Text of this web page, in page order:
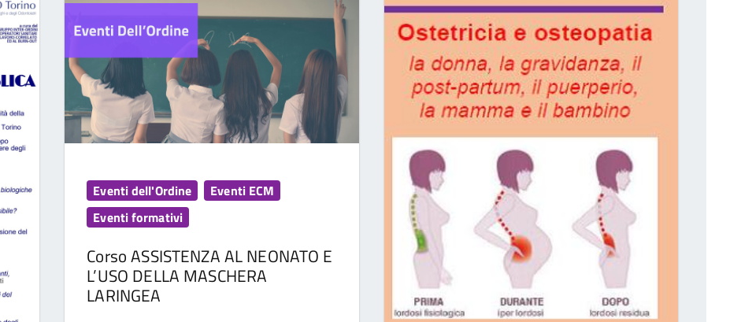
Eventi dell'Ordine
Eventi ECM
Eventi formativi
Corso ASSISTENZA AL NEONATO E
L’USO DELLA MASCHERA
LARINGEA